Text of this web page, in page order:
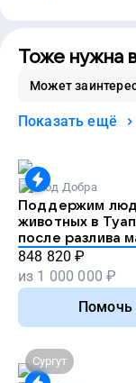
Тоже нужна
Может
Показать ещё
Код Добра
Поддержим
животных в
после разлива
848 820 ₽
из 1 000 000 ₽
Помочь
Сургут